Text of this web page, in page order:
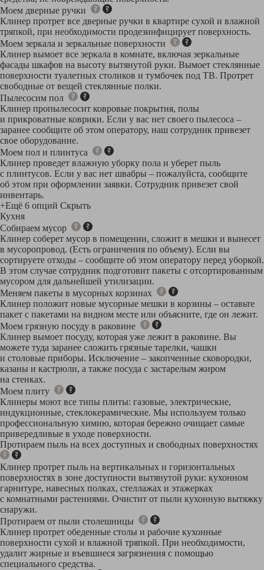
Моем дверные ручки
Клинер протрет все дверные ручки в квартире сухой и влажной
тряпкой, при необходимости продезинфицирует поверхность.
Моем зеркала и зеркальные поверхности
Клинер вымоет все зеркала в комнате, включая зеркальные
фасады шкафов на высоту вытянутой руки. Вымоет стеклянные
поверхности туалетных столиков и тумбочек под ТВ. Протрет
свободные от вещей стеклянные полки.
Пылесосим пол
Клинер пропылесосит ковровые покрытия, полы
и прикроватные коврики. Если у вас нет своего пылесоса –
заранее сообщите об этом оператору, наш сотрудник привезет
свое оборудование.
Моем пол и плинтуса
Клинер проведет влажную уборку пола и уберет пыль
с плинтусов. Если у вас нет швабры – пожалуйста, сообщите
об этом при оформлении заявки. Сотрудник привезет свой
инвентарь.
+Ещё 6 опций Скрыть
Кухня
Собираем мусор
Клинер соберет мусор в помещении, сложит в мешки и вынесет
в мусоропровод. (Есть ограничения по объему). Если вы
сортируете отходы – сообщите об этом оператору перед уборкой.
В этом случае сотрудник подготовит пакеты с отсортированным
мусором для дальнейшей утилизации.
Меняем пакеты в мусорных корзинах
Клинер положит новые мусорные мешки в корзины – оставьте
пакет с пакетами на видном месте или объясните, где он лежит.
Моем грязную посуду в раковине
Клинер вымоет посуду, которая уже лежит в раковине. Вы
можете туда заранее сложить грязные тарелки, чашки
и столовые приборы. Исключение – закопченные сковородки,
казаны и кастрюли, а также посуда с застарелым жиром
на стенках.
Моем плиту
Клинеры моют все типы плиты: газовые, электрические,
индукционные, стеклокерамические. Мы используем только
профессиональную химию, которая бережно очищает самые
привередливые в уходе поверхности.
Протираем пыль на всех доступных и свободных поверхностях
Клинер протрет пыль на вертикальных и горизонтальных
поверхностях в зоне доступности вытянутой руки: кухонном
гарнитуре, навесных полках, стеллажах и этажерках
с комнатными растениями. Очистит от пыли кухонную вытяжку
снаружи.
Протираем от пыли столешницы
Клинер протрет обеденные столы и рабочие кухонные
поверхности сухой и влажной тряпкой. При необходимости,
удалит жирные и въевшиеся загрязнения с помощью
специального средства.